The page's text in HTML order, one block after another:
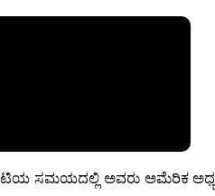
ಸಮಯದಲ್ಲಿ ಅವರು ಅಮೆರಿಕ